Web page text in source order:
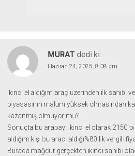
MURAT dedi ki:
Haziran 24, 2025, 8:08 pm
ikinci el aldığım araç üzerinden ilk sahibi
piyasasının malum yüksek olmasından
kazanmış olmuyor mu?
Sonuçta bu arabayı ikinci el olarak 2150
aldığım kişi bu aracı aldığı%80 lik vergili
Burada mağdur gerçekten ikinci sahibi